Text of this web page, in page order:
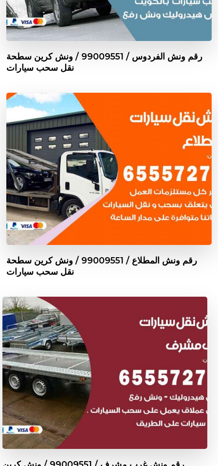
رقم ونش الفردوس / 99009551‬ / ونش كرين سطحة
نقل سحب سيارات
رقم ونش المطلاع / 99009551‬ / ونش كرين سطحة
نقل سحب سيارات